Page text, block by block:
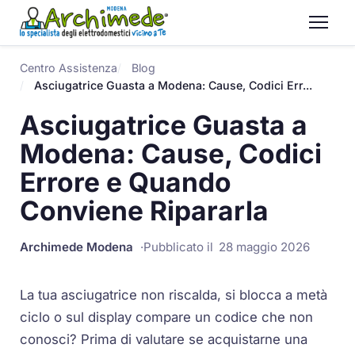
Centro Assistenza
Blog
Asciugatrice Guasta a Modena: Cause, Codici Err...
Asciugatrice Guasta a
Modena: Cause, Codici
Errore e Quando
Conviene Ripararla
Archimede Modena Pubblicato il 28 maggio 2026
La tua asciugatrice non riscalda, si blocca a metà
ciclo o sul display compare un codice che non
conosci? Prima di valutare se acquistarne una